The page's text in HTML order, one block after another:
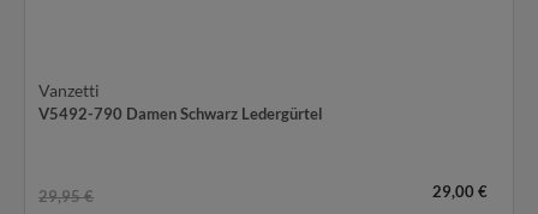
Vanzetti
V5492-790 Damen Schwarz Ledergürtel
29,95 € 29,00 €